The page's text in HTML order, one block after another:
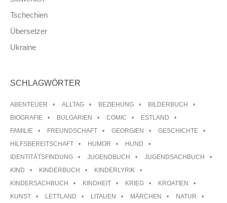
Tschechien
Übersetzer
Ukraine
SCHLAGWÖRTER
ABENTEUER ALLTAG BEZIEHUNG
BILDERBUCH
BIOGRAFIE
BULGARIEN COMIC
ESTLAND
FAMILIE
FREUNDSCHAFT GEORGIEN
GESCHICHTE
HILFSBEREITSCHAFT
HUMOR
HUND
IDENTITÄTSFINDUNG
JUGENDBUCH
JUGENDSACHBUCH
KIND
KINDERBUCH
KINDERLYRIK
KINDERSACHBUCH
KINDHEIT KRIEG
KROATIEN
KUNST
LETTLAND LITAUEN MÄRCHEN
NATUR